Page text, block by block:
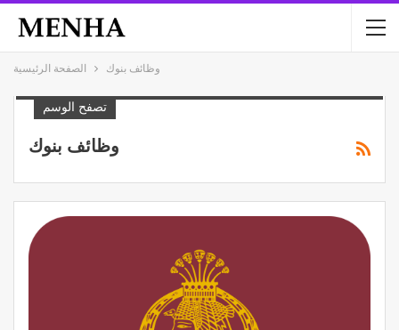
الصفحة الرئيسية وظائف بنوك
تصفح الوسم
وظائف بنوك